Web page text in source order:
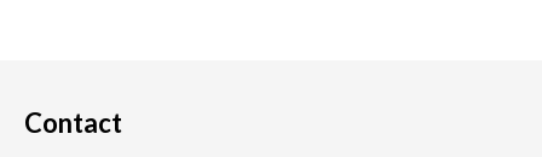
Contact